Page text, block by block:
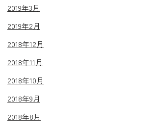
2019年3月
2019年2月
2018年12月
2018年11月
2018年10月
2018年9月
2018年8月